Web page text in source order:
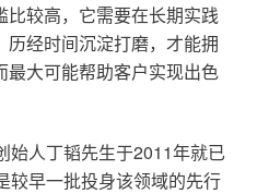
比较高，它需要在长期实践
历经时间沉淀打磨，才能拥
最大可能帮助客户实现出色
始人丁韬先生于2011年就已
较早一批投身该领域的先行